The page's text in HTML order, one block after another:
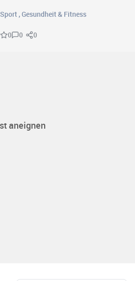
Sport ,Gesundheit & Fitness
0 0 0
aneignen